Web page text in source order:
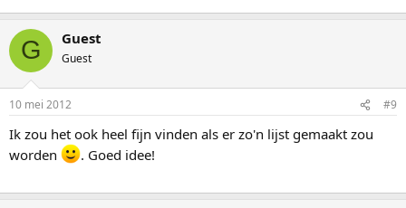
G Guest
Guest
10 mei 2012 #9
Ik zou het ook heel fijn vinden als er zo'n lijst gemaakt zou
worden
. Goed idee!